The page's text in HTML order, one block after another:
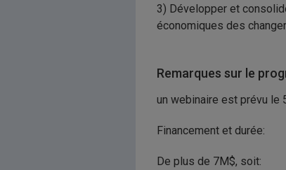
3) Développer et
économiques des
Remarques sur le
un webinaire est prévu le
Financement et durée:
De plus de 7M$, soit: